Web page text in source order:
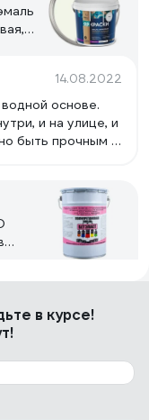
14.08.2022
основе.
и на улице, и
быть прочным и
краску,
быстрее.
в курсе!